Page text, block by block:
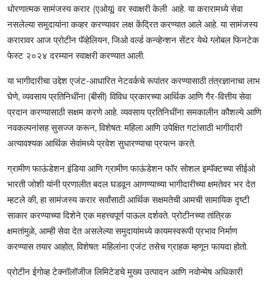
धोरणात्मक सामंजस्य करार (एओयू) वर स्वाक्षरी केली आहे. या करारामध्ये सेवा
नसलेल्या समुदायांना कव्हर करण्यावर लक्ष केंद्रित करण्यात आले आहे. या सामंजस्य
करारावर आज प्रोटीन पॅव्हेलियन, जिओ वर्ल्ड कन्व्हेन्शन सेंटर येथे ग्लोबल फिनटेक
फेस्ट २०२४ दरम्यान स्वाक्षरी करण्यात आली.
या भागीदारीचा उद्देश एजंट-आधारित नेटवर्कचे रूपांतर करण्यासाठी तंत्रज्ञानाचा लाभ
घेणे, व्यवसाय प्रतिनिधींना (बीसी) विविध प्रकारच्या आर्थिक आणि गैर-वित्तीय सेवा
प्रदान करण्यासाठी सक्षम करणे आहे. व्यवसाय प्रतिनिधींना समकालीन कौशल्ये आणि
नवकल्पनांसह सुसज्ज करून, विशेषत: महिला आणि उपेक्षित गटांसाठी भागीदारी
अत्यावश्यक आर्थिक सेवांमध्ये प्रवेश सुधारण्याचा प्रयत्न करते.
ग्रामीण फाऊंडेशन इंडिया आणि ग्रामीण फाऊंडेशन फॉर सोशल इम्पॅक्टच्या सीईओ
भारती जोशी यांनी प्रणालीत बदल घडवून आणण्याच्या भागीदारीच्या क्षमतेवर भर देत
म्हटले की, हा सामंजस्य करार सर्वांसाठी आर्थिक सक्षमतेची आमची सामायिक दृष्टी
साकार करण्याच्या दिशेने एक महत्त्वपूर्ण पाऊल दर्शवते. प्रोटीनच्या तांत्रिक
क्षमतांमुळे, आम्ही सेवा देत असलेल्या समुदायांमध्ये कायमस्वरूपी प्रभाव निर्माण
करण्यास तयार आहोत, विशेषत: महिलांना एजंट तसेच ग्राहक म्हणून फायदा होतो.
प्रोटीन ईगोव्ह टेक्नॉलॉजीज लिमिटेडचे मुख्य उत्पादन आणि नवोन्मेष अधिकारी